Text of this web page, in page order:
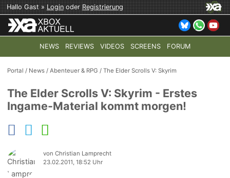
Hallo Gast »LoginoderRegistrierung
NEWS REVIEWS VIDEOS SCREENS FORUM
TOP-THEMEN: COD: MODERN WARFARE 4 HALO:
Portal / News /Abenteuer & RPG /The Elder Scrolls V: Skyrim
The Elder Scrolls V: Skyrim - Erstes
Ingame-Material kommt morgen!
von Christian Lamprecht
23.02.2011, 18:52 Uhr